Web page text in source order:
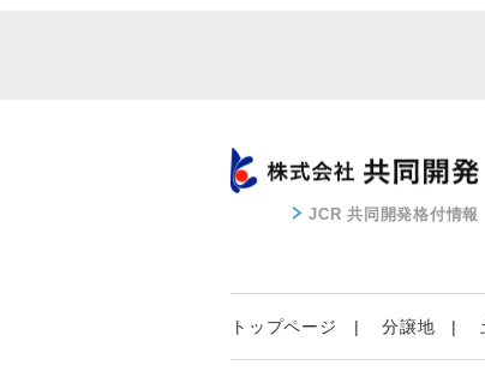
JCR 共同開発格付情報
トップページ 分譲地